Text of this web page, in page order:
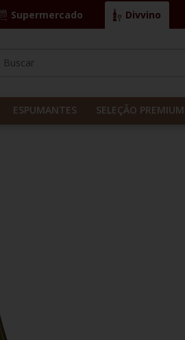
Supermercado Divvino
º las camelias
10
ESPUMANTES SELEÇÃO PREMIUM